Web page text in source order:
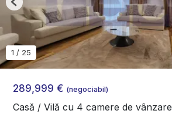
289,999 € (negociabil)
Casă / Vilă cu 4 camere de vânzare
1 / 25
Previous